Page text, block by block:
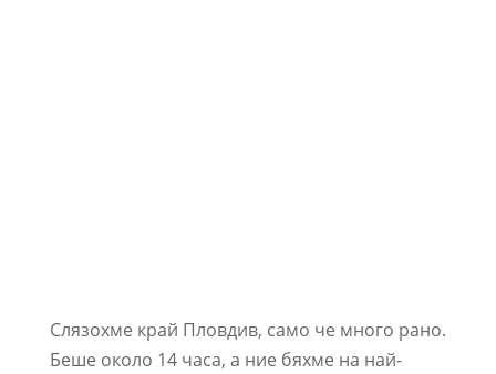
Слязохме край Пловдив, само че много рано.
Беше около 14 часа, а ние бяхме на най-